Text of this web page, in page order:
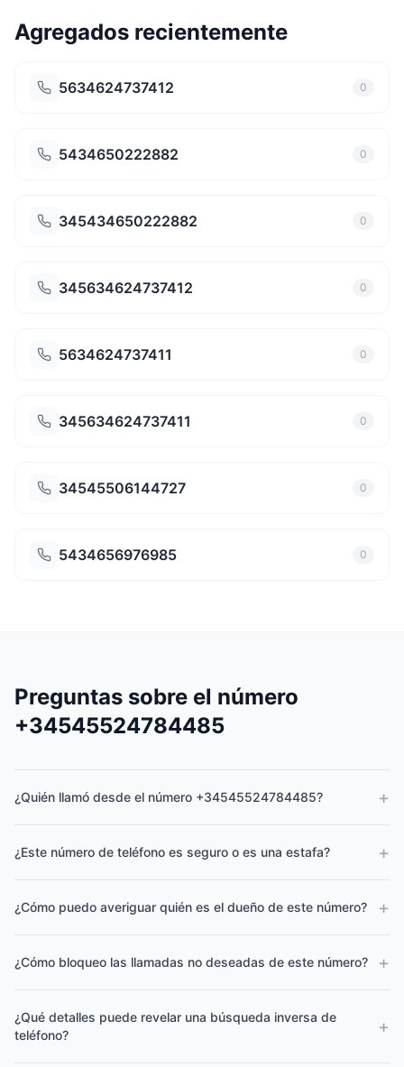
Agregados recientemente
5634624737412 0
5434650222882 0
345434650222882 0
345634624737412 0
5634624737411 0
345634624737411 0
34545506144727 0
5434656976985 0
Preguntas sobre el número
+34545524784485
¿Quién llamó desde el número +34545524784485? +
¿Este número de teléfono es seguro o es una estafa? +
¿Cómo puedo averiguar quién es el dueño de este número? +
¿Cómo bloqueo las llamadas no deseadas de este número? +
¿Qué detalles puede revelar una búsqueda inversa de
teléfono?
+